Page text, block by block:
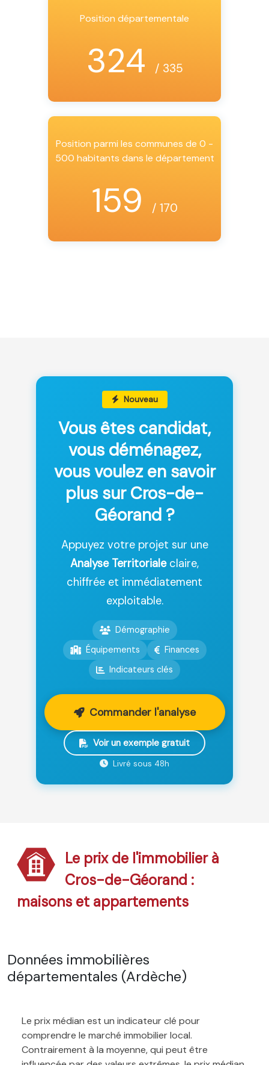
Position départementale
324 / 335
Position parmi les communes de 0 -
500 habitants dans le département
159 / 170
Nouveau
Vous êtes candidat,
vous déménagez,
vous voulez en savoir
plus sur Cros-de-
Géorand ?
Appuyez votre projet sur une
Analyse Territorialeclaire,
chiffrée et immédiatement
exploitable.
Démographie
Équipements
Finances
Indicateurs clés
Commander l'analyse
Voir un exemple gratuit
Livré sous 48h
Le prix de l'immobilier à
Cros-de-Géorand :
maisons et appartements
Données immobilières
départementales (Ardèche)
Le prix médian est un indicateur clé pour
comprendre le marché immobilier local.
Contrairement à la moyenne, qui peut être